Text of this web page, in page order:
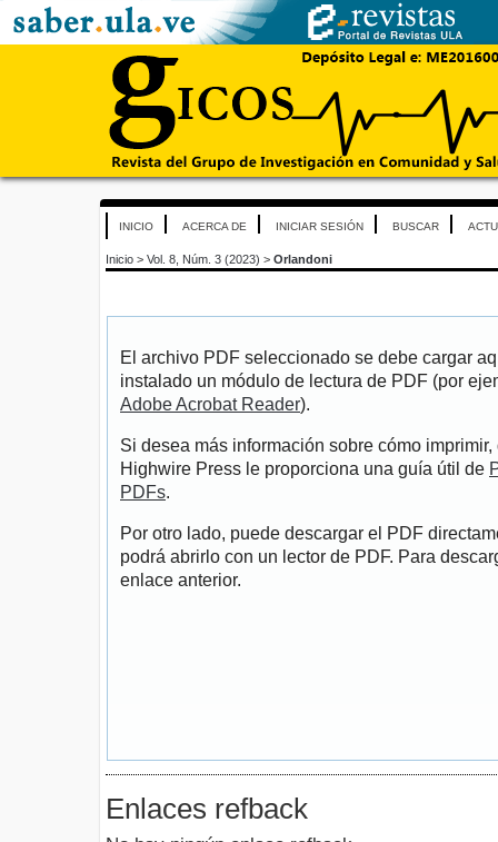
INICIO ACERCA DE INICIAR SESIÓN BUSCAR
Inicio > Vol. 8, Núm. 3 (2023) > Orlandoni
El archivo PDF seleccionado se debe cargar
instalado un módulo de lectura de PDF (por
Adobe Acrobat Reader).
Si desea más información sobre cómo
Highwire Press le proporciona una guía útil de
PDFs.
Por otro lado, puede descargar el PDF
podrá abrirlo con un lector de PDF. Para
enlace anterior.
Enlaces refback